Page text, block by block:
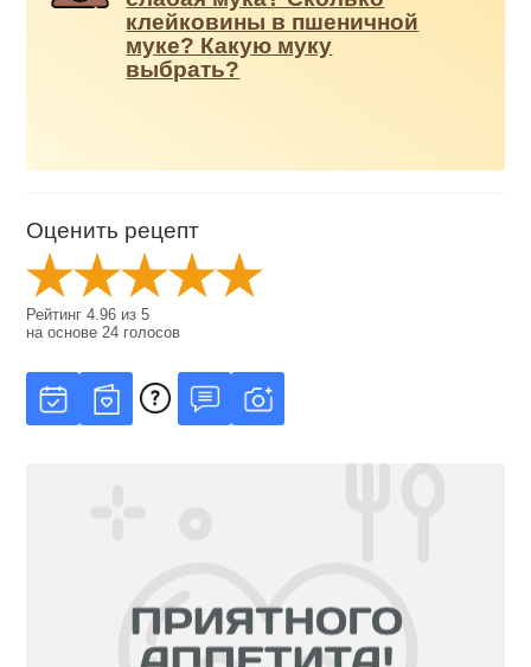
клейковины в пшеничной
муке? Какую муку
выбрать?
Оценить рецепт
Рейтинг4.96 из5
на основе24 голосов